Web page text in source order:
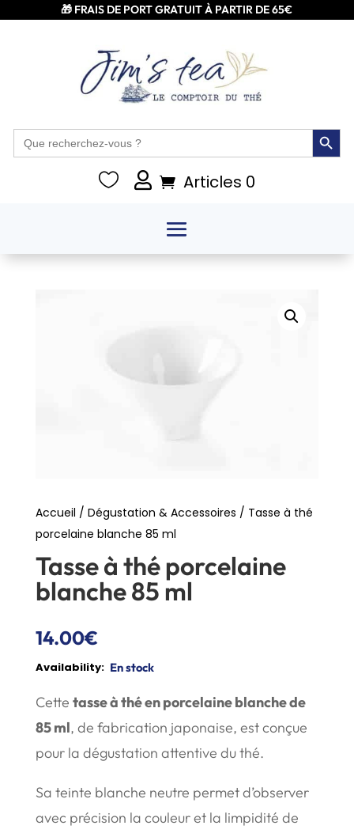
🎁 FRAIS DE PORT GRATUIT À PARTIR DE 65€
Search
for:
Search Button
  Articles 0
Accueil / Dégustation & Accessoires / Tasse à thé
porcelaine blanche 85 ml
Tasse à thé porcelaine
blanche 85 ml
14.00€
En stock
Cette tasse à thé en porcelaine blanche de
85 ml, de fabrication japonaise, est conçue
pour la dégustation attentive du thé.
Sa teinte blanche neutre permet d’observer
avec précision la couleur et la limpidité de